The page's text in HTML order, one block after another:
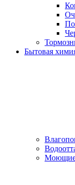
Бытовая
Моющие